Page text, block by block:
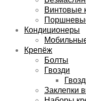
Винтовые
Кондиционеры
Крепёж
Болты
Гвозди
Заклепки